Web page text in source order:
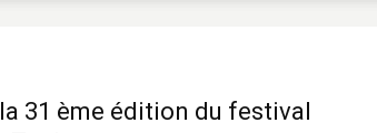
31 ème édition du festival